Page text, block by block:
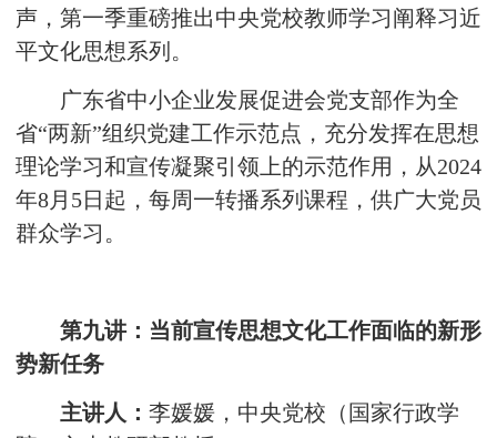
声，第一季重磅推出中央党校教师学习阐释习近
平文化思想系列。
广东省中小企业发展促进会党支部作为全
省“两新”组织党建工作示范点，充分发挥在思想
理论学习和宣传凝聚引领上的示范作用，从2024
年8月5日起，每周一转播系列课程，供广大党员
群众学习。
第九讲：当前宣传思想文化工作面临的新形
势新任务
主讲人： 李媛媛，中央党校（国家行政学